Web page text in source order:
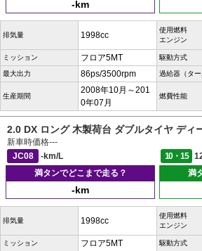
-km
排気量 1998cc
使用燃料
エンジン
ミッション フロア5MT 駆動方式
最大出力 86ps/3500rpm 過給器（ター
生産期間
2008年10月～201
0年07月
燃費性能
2.0 DX ロング 木製荷台 ダブルタイヤ ディ
新車時価格---
JC08
-km/L 10・15
満タンでどこまで走る？
-km
満
排気量 1998cc
使用燃料
エンジン
ミッション フロア5MT 駆動方式